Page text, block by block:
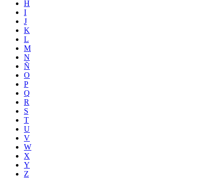
H
I
J
K
L
M
N
Ñ
O
P
Q
R
S
T
U
V
W
X
Y
Z